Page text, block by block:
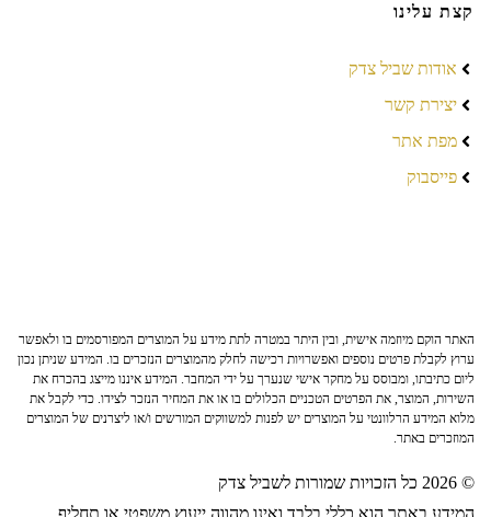
קצת עלינו
אודות שביל צדק
יצירת קשר
מפת אתר
פייסבוק
האתר הוקם מיוזמה אישית, ובין היתר במטרה לתת מידע על המוצרים המפורסמים בו ולאפשר
ערוץ לקבלת פרטים נוספים ואפשרויות רכישה לחלק מהמוצרים הנזכרים בו. המידע שניתן נכון
ליום כתיבתו, ומבוסס על מחקר אישי שנערך על ידי המחבר. המידע איננו מייצג בהכרח את
השירות, המוצר, את הפרטים הטכניים הכלולים בו או את המחיר הנזכר לצידו. כדי לקבל את
מלוא המידע הרלוונטי על המוצרים יש לפנות למשווקים המורשים ו/או ליצרנים של המוצרים
המוזכרים באתר.
© 2026 כל הזכויות שמורות לשביל צדק
המידע באתר הוא כללי בלבד ואינו מהווה ייעוץ משפטי או תחליף